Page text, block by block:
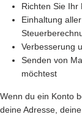
Richten Sie Ihr
Einhaltung
Verbesserung
Senden von
möchtest
Wenn du ein Konto
deine Adresse,